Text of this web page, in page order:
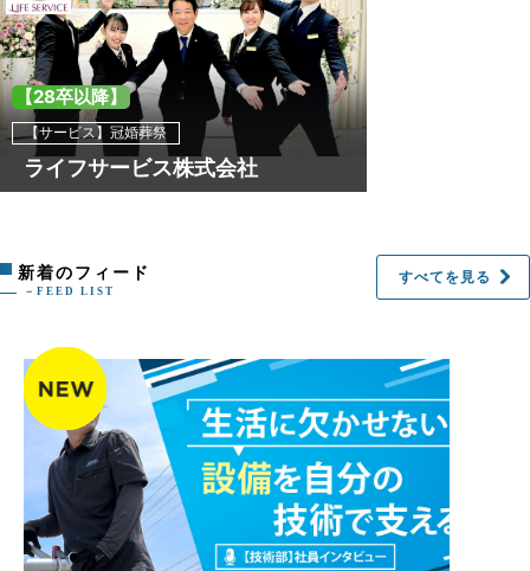
【28卒以降】
【サービス】冠婚葬祭
ライフサービス株式会社
新着のフィード
－FEED LIST
すべてを見る